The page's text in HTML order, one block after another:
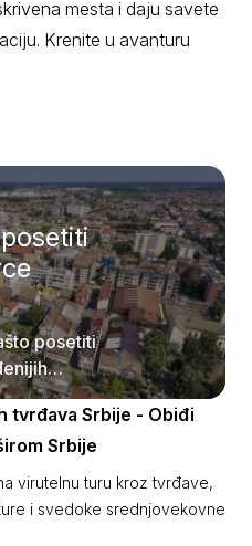
mesta i daju savete
Krenite u avanturu
posetiti
tvrđava Srbije - Obiđi
Srbije
virutelnu turu kroz tvrđave,
i svedoke srednjovekovne